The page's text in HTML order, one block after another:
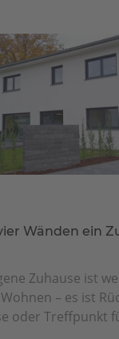
Wänden ein
Zuhause ist
– es ist
oder Treffpunkt